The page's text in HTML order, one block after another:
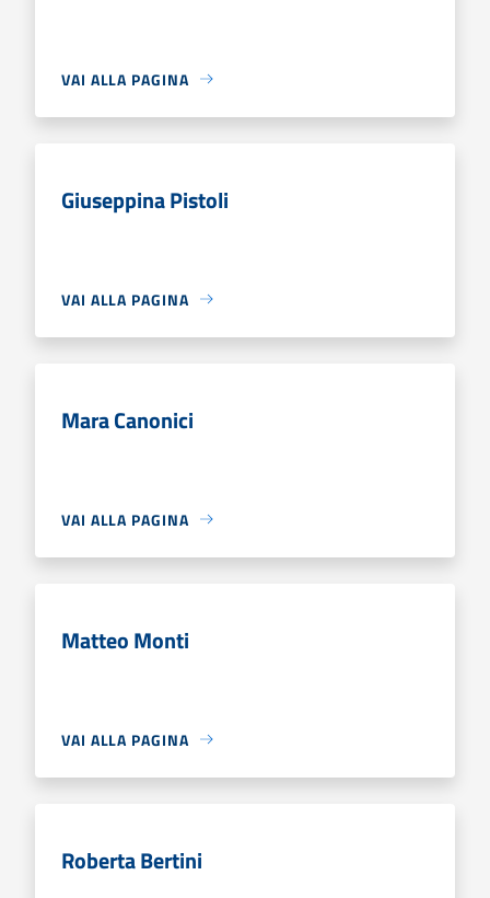
VAI ALLA PAGINA
Giuseppina Pistoli
VAI ALLA PAGINA
Mara Canonici
VAI ALLA PAGINA
Matteo Monti
VAI ALLA PAGINA
Roberta Bertini